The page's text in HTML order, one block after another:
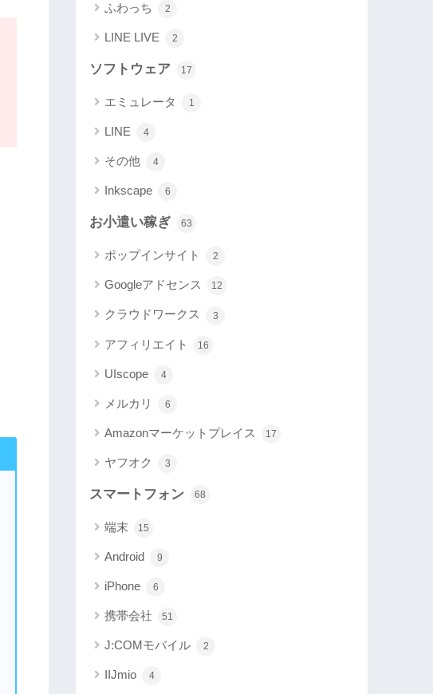
ふわっち 2
LINE LIVE 2
ソフトウェア 17
エミュレータ 1
LINE 4
その他 4
Inkscape 6
お小遣い稼ぎ 63
ポップインサイト 2
Googleアドセンス 12
クラウドワークス 3
アフィリエイト 16
UIscope 4
メルカリ 6
Amazonマーケットプレイス 17
ヤフオク 3
スマートフォン 68
端末 15
Android 9
iPhone 6
携帯会社 51
J:COMモバイル 2
IIJmio 4